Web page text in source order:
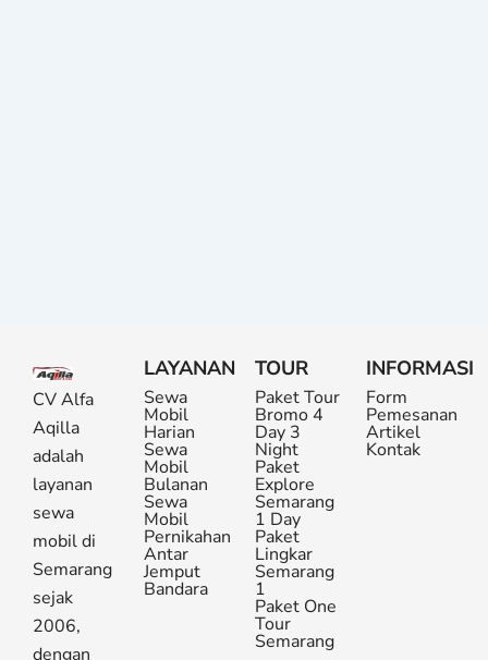
CV Alfa
Aqilla
adalah
layanan
sewa
mobil di
Semarang
sejak
2006,
dengan
LAYANAN
Sewa
Mobil
Harian
Sewa
Mobil
Bulanan
Sewa
Mobil
Pernikahan
Antar
Jemput
Bandara
TOUR
Paket Tour
Bromo 4
Day 3
Night
Paket
Explore
Semarang
1 Day
Paket
Lingkar
Semarang
1
Paket One
Tour
Semarang
INFORMASI
Form
Pemesanan
Artikel
Kontak